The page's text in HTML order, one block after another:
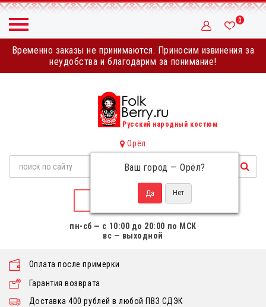
Временно заказы не принимаются. Приносим извинения за
неудобства и благодарим за понимание!
0
Русский народный костюм
Орёл
Ваш город —Орёл?
НАПИСАТЬ НАМ
пн-сб — с 10:00 до 20:00 по МСК
вс — выходной
Оплата после примерки
Гарантия возврата
Доставка 400 рублей в любой ПВЗ СДЭК